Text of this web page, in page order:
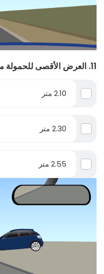
11. العرض الأقصى للحمولة محدد ب:
2.10 متر
2.30 متر
2.55 متر